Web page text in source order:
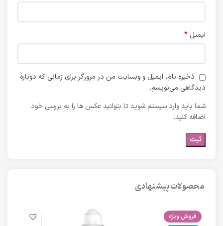
ایمیل *
ذخیره نام، ایمیل و وبسایت من در مرورگر برای زمانی که دوباره
دیدگاهی می‌نویسم.
شما باید وارد سیستم شوید تا بتوانید عکس ها را به بررسی خود
اضافه کنید.
محصولات پیشنهادی
فروش ویژه